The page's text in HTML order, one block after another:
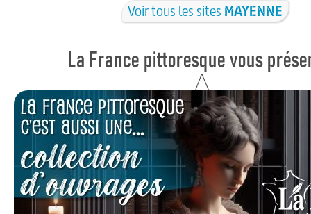
Voir tous les sites MAYENNE